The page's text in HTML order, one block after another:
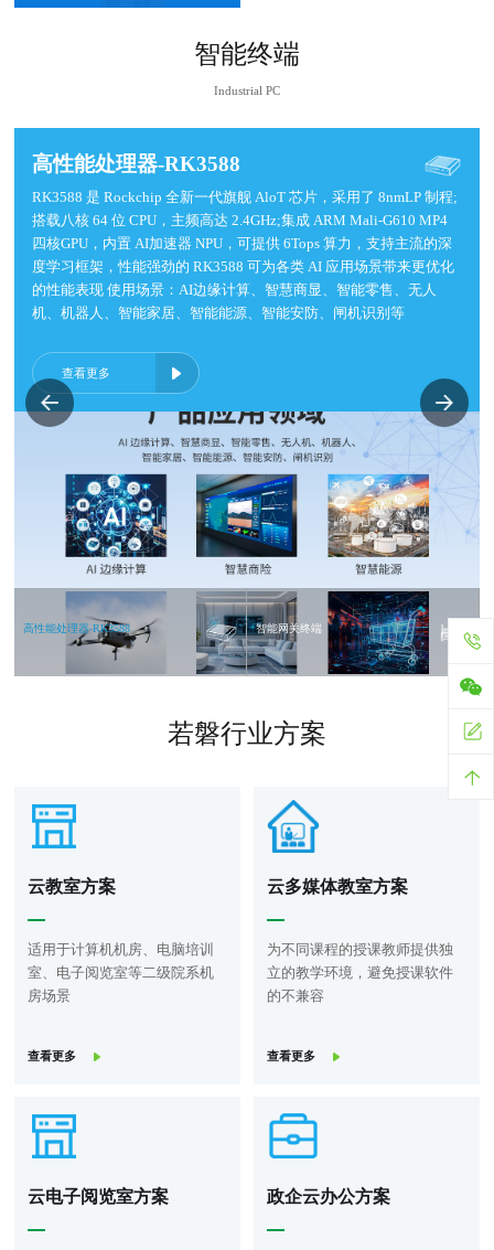
智能终端
Industrial PC
高性能处理器-RK3588
RK3588 是 Rockchip 全新一代旗舰 AloT 芯片，采用了 8nmLP 制程;
搭载八核 64 位 CPU，主频高达 2.4GHz;集成 ARM Mali-G610 MP4
四核GPU，内置 AI加速器 NPU，可提供 6Tops 算力，支持主流的深
度学习框架，性能强劲的 RK3588 可为各类 AI 应用场景带来更优化
的性能表现 使用场景：AI边缘计算、智慧商显、智能零售、无人
机、机器人、智能家居、智能能源、智能安防、闸机识别等
查看更多
智能网关终端
支持Windows和Linux系统，针对智能制造、智能家居、工业控制等
行业进行数据采集传输与控制。多网口可实现设备之间数据交换，支
持以太网、4G网络、WIFI多种网络传输协议。用户通过简单指令即
可方便的采集设备的开关信号、计数信号以及输出信号对设备的控
制，从而轻松实现产品的互通互联
边缘计算终端
支持Windows，Linux，安卓系统定制，可扩展串口/GPIO/凤凰端子
等多种接口。全封闭式防水防尘防震设计，支持7*24小时稳定运
行，场景涵盖智能家居，智慧零售，智慧停车场，智慧充电桩，自助
终端机，智慧健身等场景
高性能处理器-RK3588
RK3588 是 Rockchip 全新一代旗舰 AloT 芯片，采用了 8nmLP 制程;
搭载八核 64 位 CPU，主频高达 2.4GHz;集成 ARM Mali-G610 MP4
四核GPU，内置 AI加速器 NPU，可提供 6Tops 算力，支持主流的深
度学习框架，性能强劲的 RK3588 可为各类 AI 应用场景带来更优化
的性能表现 使用场景：AI边缘计算、智慧商显、智能零售、无人
机、机器人、智能家居、智能能源、智能安防、闸机识别等
查看更多
智能网关终端
支持Windows和Linux系统，针对智能制造、智能家居、工业控制等
行业进行数据采集传输与控制。多网口可实现设备之间数据交换，支
持以太网、4G网络、WIFI多种网络传输协议。用户通过简单指令即
可方便的采集设备的开关信号、计数信号以及输出信号对设备的控
制，从而轻松实现产品的互通互联
边缘计算终端
支持Windows，Linux，安卓系统定制，可扩展串口/GPIO/凤凰端子
等多种接口。全封闭式防水防尘防震设计，支持7*24小时稳定运
行，场景涵盖智能家居，智慧零售，智慧停车场，智慧充电桩，自助
终端机，智慧健身等场景
高性能处理器-RK3588
RK3588 是 Rockchip 全新一代旗舰 AloT 芯片，采用了 8nmLP 制程;
搭载八核 64 位 CPU，主频高达 2.4GHz;集成 ARM Mali-G610 MP4
四核GPU，内置 AI加速器 NPU，可提供 6Tops 算力，支持主流的深
度学习框架，性能强劲的 RK3588 可为各类 AI 应用场景带来更优化
的性能表现 使用场景：AI边缘计算、智慧商显、智能零售、无人
机、机器人、智能家居、智能能源、智能安防、闸机识别等
查看更多
智能网关终端
支持Windows和Linux系统，针对智能制造、智能家居、工业控制等
行业进行数据采集传输与控制。多网口可实现设备之间数据交换，支
持以太网、4G网络、WIFI多种网络传输协议。用户通过简单指令即
可方便的采集设备的开关信号、计数信号以及输出信号对设备的控
制，从而轻松实现产品的互通互联
边缘计算终端
支持Windows，Linux，安卓系统定制，可扩展串口/GPIO/凤凰端子
等多种接口。全封闭式防水防尘防震设计，支持7*24小时稳定运
行，场景涵盖智能家居，智慧零售，智慧停车场，智慧充电桩，自助
终端机，智慧健身等场景
高性能处理器-RK3588 智能网关终端
若磐行业方案
云教室方案
适用于计算机机房、电脑培训
室、电子阅览室等二级院系机
房场景
查看更多
云多媒体教室方案
为不同课程的授课教师提供独
立的教学环境，避免授课软件
的不兼容
查看更多
云电子阅览室方案 政企云办公方案